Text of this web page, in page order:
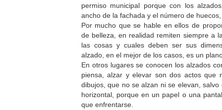
permiso municipal porque con los
ancho de la fachada y el número de
Por mucho que se hable en ellos de
de belleza, en realidad remiten siempre a
las cosas y cuales deben ser sus
alzado, en el mejor de los casos, es un
En otros lugares se conocen los alzados
piensa, alzar y elevar son dos actos que
dibujos, que no se alzan ni se elevan,
horizontal, porque en un papel o una
que enfrentarse.